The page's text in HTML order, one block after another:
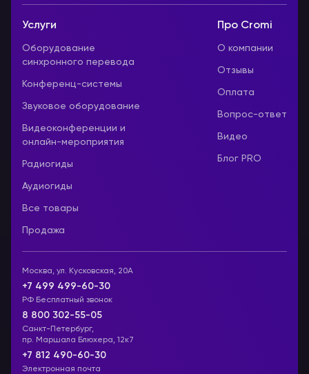
Услуги
Оборудование
синхронного перевода
Конференц-системы
Звуковое оборудование
Видеоконференции и
онлайн-мероприятия
Радиогиды
Аудиогиды
Все товары
Продажа
Про Cromi
О компании
Отзывы
Оплата
Вопрос-ответ
Видео
Блог PRO
Москва, ул. Кусковская, 20А
+7 499 499-60-30
РФ Бесплатный звонок
8 800 302-55-05
Санкт-Петербург,
пр. Маршала Блюхера, 12к7
+7 812 490-60-30
Электронная почта